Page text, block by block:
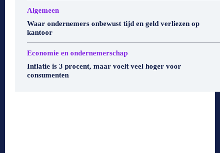
Algemeen
Waar ondernemers onbewust tijd en geld verliezen op
kantoor
Economie en ondernemerschap
Inflatie is 3 procent, maar voelt veel hoger voor
consumenten